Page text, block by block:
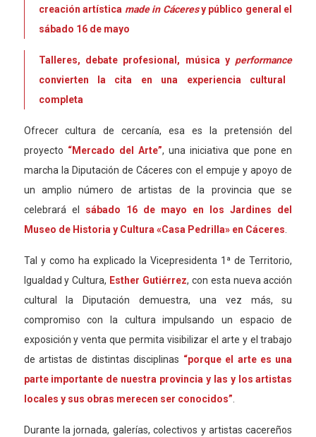
creaciónartística made in Cáceres y público general el
sábado 16 de mayo
Talleres, debate profesional, música yperformance
convierten la cita en una experiencia cultural
completa
Ofrecer cultura de cercanía, esa es la pretensión del
proyecto “Mercado del Arte”, una iniciativa que pone en
marcha la Diputación de Cáceres con el empuje y apoyo de
un amplio número de artistas de la provincia que se
celebrará el sábado 16 de mayo en los Jardines del
Museo de Historia y Cultura «Casa Pedrilla» en Cáceres.
Tal y como ha explicado la Vicepresidenta 1ª de Territorio,
Igualdad y Cultura, Esther Gutiérrez, con esta nueva acción
cultural la Diputación demuestra, una vez más, su
compromiso con la cultura impulsando un espacio de
exposición y venta que permita visibilizar el arte y el trabajo
de artistas de distintas disciplinas “porque el arte es una
parte importante de nuestra provincia y las y los artistas
locales y sus obras merecen ser conocidos”.
Durante la jornada, galerías, colectivos y artistas cacereños